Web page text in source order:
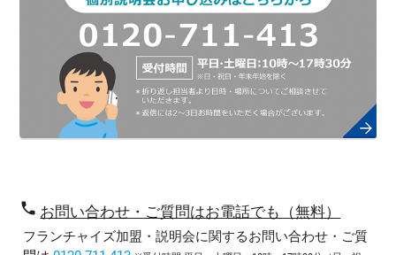
phone お問い合わせ・ご質問はお電話でも（無料）
フランチャイズ加盟・説明会に関するお問い合わせ・ご質